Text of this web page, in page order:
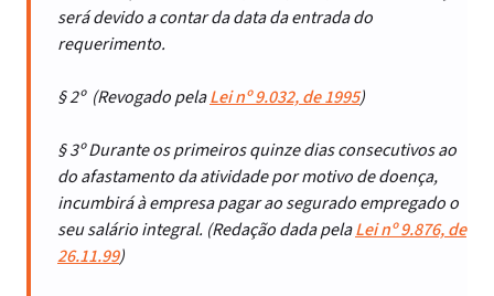
será devido a contar da data da entrada do
requerimento.
§ 2º (Revogado pelaLei nº 9.032, de 1995)
§ 3º Durante os primeiros quinze dias consecutivos ao
do afastamento da atividade por motivo de doença,
incumbirá à empresa pagar ao segurado empregado o
seu salário integral. (Redação dada pelaLei nº 9.876, de
26.11.99)